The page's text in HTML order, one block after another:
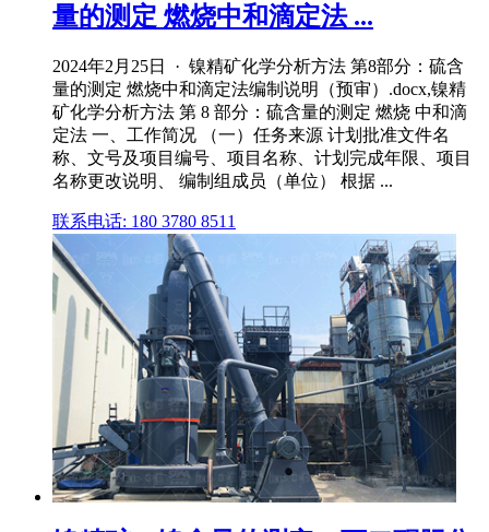
量的测定 燃烧中和滴定法 ...
2024年2月25日 · 镍精矿化学分析方法 第8部分：硫含
量的测定 燃烧中和滴定法编制说明（预审）.docx,镍精
矿化学分析方法 第 8 部分：硫含量的测定 燃烧 中和滴
定法 一、工作简况 （一）任务来源 计划批准文件名
称、文号及项目编号、项目名称、计划完成年限、项目
名称更改说明、 编制组成员（单位） 根据 ...
联系电话: 180 3780 8511